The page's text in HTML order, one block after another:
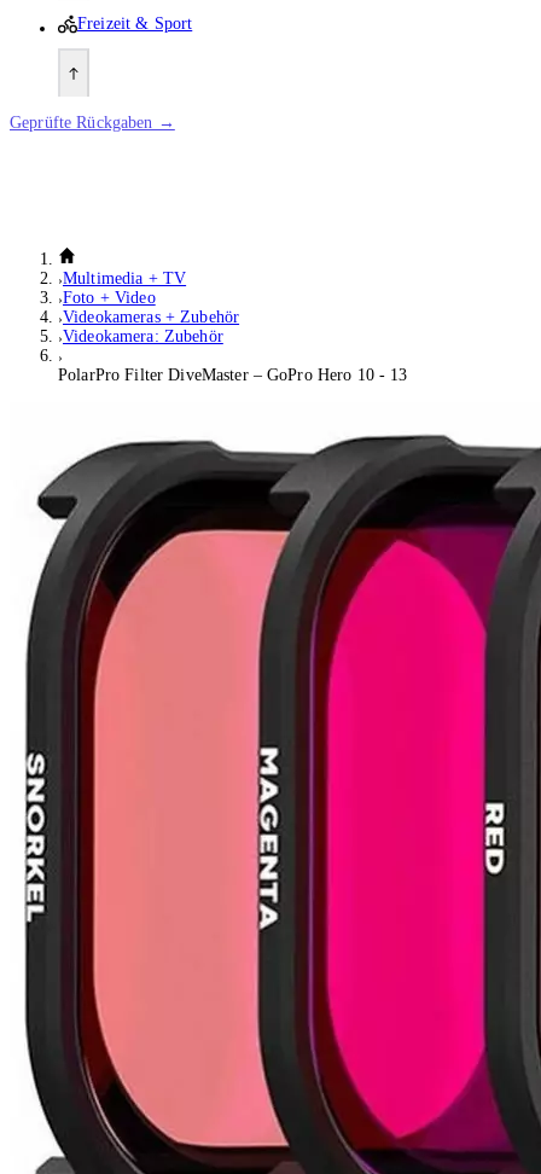
Freizeit & Sport
Geprüfte Rückgaben →
Multimedia + TV
Foto + Video
Videokameras + Zubehör
Videokamera: Zubehör
PolarPro Filter DiveMaster – GoPro Hero 10 - 13